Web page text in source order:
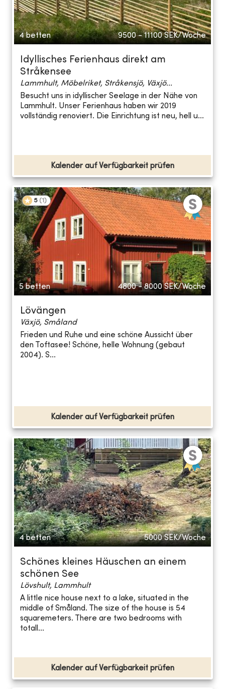
4 betten 9500 - 11100 SEK/Woche
Idyllisches Ferienhaus direkt am
Stråkensee
Lammhult, Möbelriket, Stråkensjö, Växjö...
Besucht uns in idyllischer Seelage in der Nähe von
Lammhult. Unser Ferienhaus haben wir 2019
vollständig renoviert. Die Einrichtung ist neu, hell u...
Kalender auf Verfügbarkeit prüfen
5 (1 )
5 betten 4800 - 8000 SEK/Woche
Lövängen
Växjö, Småland
Frieden und Ruhe und eine schöne Aussicht über
den Toftasee! Schöne, helle Wohnung (gebaut
2004). S...
Kalender auf Verfügbarkeit prüfen
4 betten 5000 SEK/Woche
Schönes kleines Häuschen an einem
schönen See
Lövshult, Lammhult
A little nice house next to a lake, situated in the
middle of Småland. The size of the house is 54
squaremeters. There are two bedrooms with
totall...
Kalender auf Verfügbarkeit prüfen